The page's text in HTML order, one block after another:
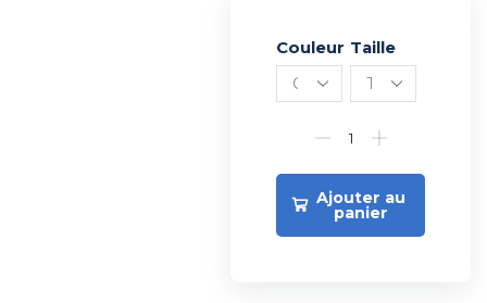
Couleur Taille
Ajouter au
panier
Alternative: